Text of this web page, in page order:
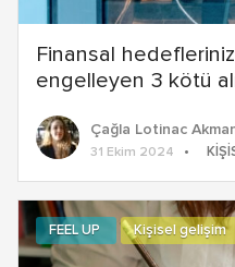
Finansal
engelleyen 3 kötü
Çağla Lotinac
31 Ekim 2024
FEEL UP Kişisel gelişim